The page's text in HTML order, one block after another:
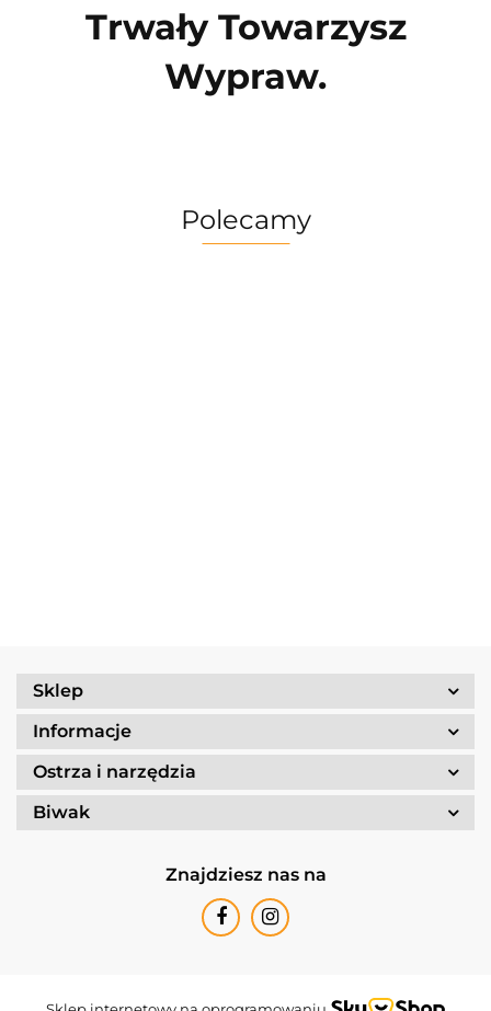
Trwały Towarzysz
Wypraw.
Polecamy
Sklep
Informacje
Ostrza i narzędzia
Biwak
Znajdziesz nas na